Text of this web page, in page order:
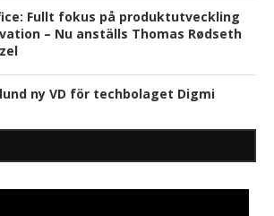
Fullt fokus på produktutveckling
– Nu anställs Thomas Rødseth
ny VD för techbolaget Digmi